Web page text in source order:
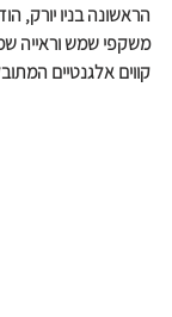
הראשונה בניו יורק,
משקפי שמש וראייה
קווים אלגנטיים